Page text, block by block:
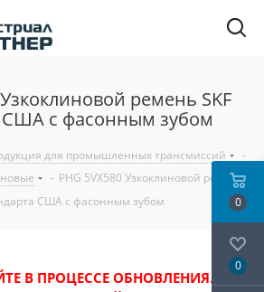
ремень SKF
США с фасонным зубом
для промышленных трансмиссий
-
- PHG 5VX580 Узкоклиновой ремень
США с фасонным зубом
В ПРОЦЕССЕ ОБНОВЛЕНИЯ.
0
0